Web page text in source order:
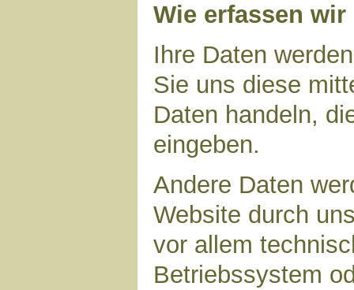
Wie erfassen wir
Ihre Daten
Sie uns diese
Daten handeln,
eingeben.
Andere Daten
Website durch
vor allem
Betriebssystem